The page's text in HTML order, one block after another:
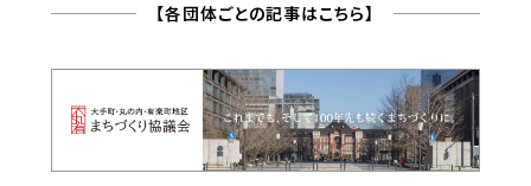
【各団体ごとの記事はこちら】